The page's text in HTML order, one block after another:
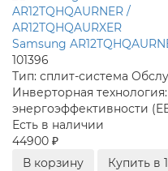
Samsung
101396
Тип: сплит-система
Инверторная технология:
энергоэффективности
Есть в наличии
44900 ₽
В корзину
Купить в